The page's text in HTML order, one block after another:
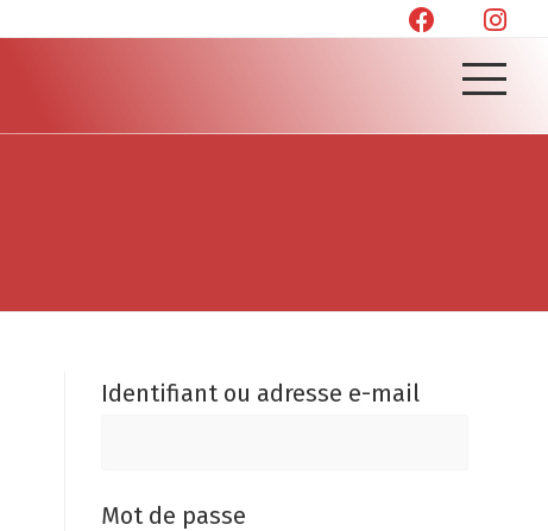
Identifiant ou adresse e-mail
Mot de passe